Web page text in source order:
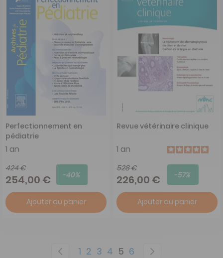
Perfectionnement en
pédiatrie
1 an
424 €
254,00 € -40%
Ajouter au panier
Revue vétérinaire clinique
1 an
528 €
226,00 € -57%
Ajouter au panier
Page Page
Précédent
Page
1 Page
2 Page
3 Page
4 You're currently
5 Page
6